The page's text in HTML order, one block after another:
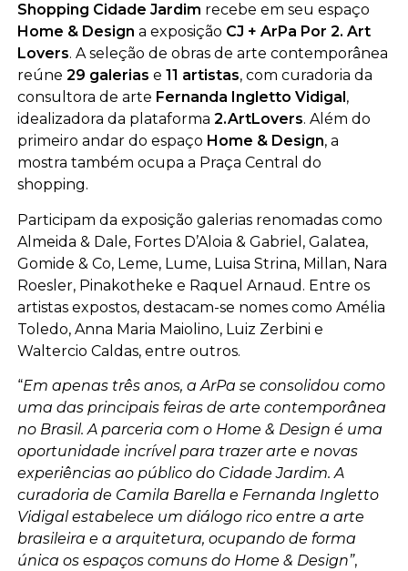
Shopping Cidade Jardim recebe em seu espaço
Home & Design a exposição CJ + ArPa Por 2. Art
Lovers. A seleção de obras de arte contemporânea
reúne 29 galerias e 11 artistas, com curadoria da
consultora de arte Fernanda Ingletto Vidigal ,
idealizadora da plataforma 2.ArtLovers. Além do
primeiro andar do espaço Home & Design, a
mostra também ocupa a Praça Central do
shopping.
Participam da exposição galerias renomadas como
Almeida & Dale, Fortes D’Aloia & Gabriel, Galatea,
Gomide & Co, Leme, Lume, Luisa Strina, Millan, Nara
Roesler, Pinakotheke e Raquel Arnaud. Entre os
artistas expostos, destacam-se nomes como Amélia
Toledo, Anna Maria Maiolino, Luiz Zerbini e
Waltercio Caldas, entre outros.
“Em apenas três anos, a ArPa se consolidou como
uma das principais feiras de arte contemporânea
no Brasil. A parceria com o Home & Design é uma
oportunidade incrível para trazer arte e novas
experiências ao público do Cidade Jardim. A
curadoria de Camila Barella e Fernanda Ingletto
Vidigal estabelece um diálogo rico entre a arte
brasileira e a arquitetura, ocupando de forma
única os espaços comuns do Home & Design”,